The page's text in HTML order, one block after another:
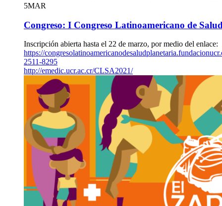
5MAR
Congreso: I Congreso Latinoamericano de
Inscripción abierta hasta el 22 de marzo, por medio del enlace:
https://
2511-8295
http://emedic.ucr.ac.cr/CLSA2021/